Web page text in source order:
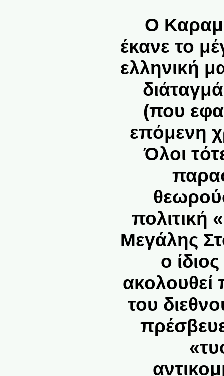
Ο
έκανε το
ελληνική
(που
επόμενη
Όλοι
πολιτική
Μεγάλης
ο
ακολουθεί
του